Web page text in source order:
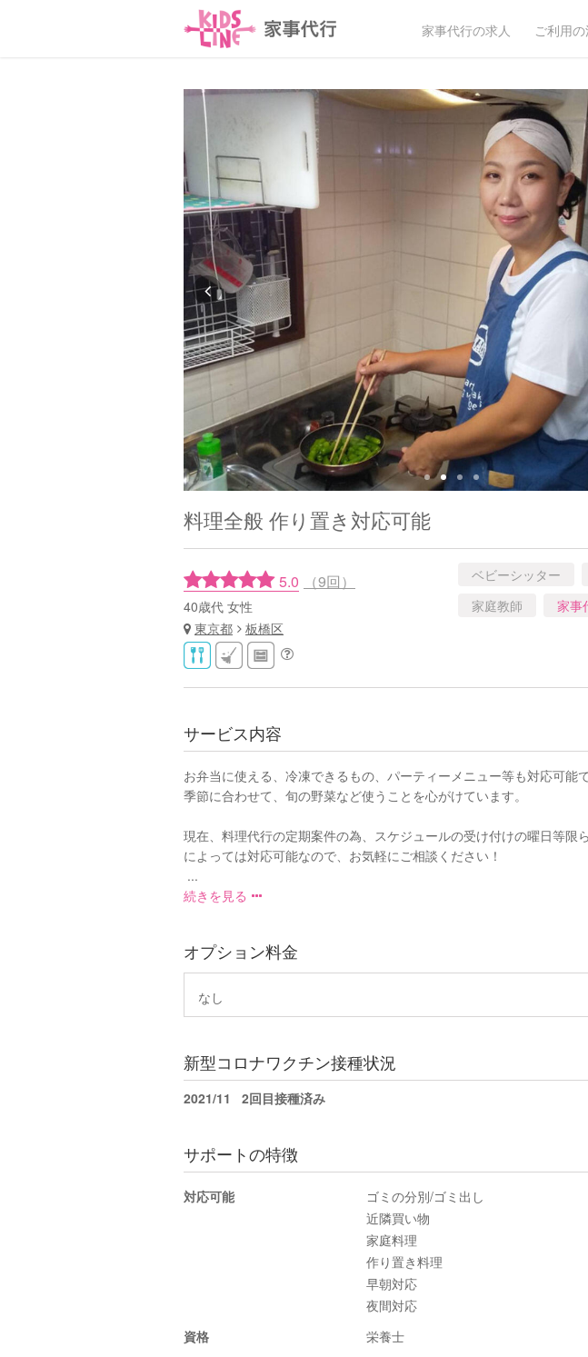
家事代行の求人 ご利用
料理全般 作り置き対応可能
5.0 （9回）
40歳代 女性
東京都
板橋区
ベビーシッター
家庭教師
家事
サービス内容
お弁当に使える、冷凍できるもの、パーティーメニュー等も対応可能で
季節に合わせて、旬の野菜など使うことを心がけています。
現在、料理代行の定期案件の為、スケジュールの受け付けの曜日等限
によっては対応可能なので、お気軽にご相談ください！
...
続きを見る
オプション料金
なし
新型コロナワクチン接種状況
2021/11 2回目接種済み
サポートの特徴
対応可能
ゴミの分別/ゴミ出し
近隣買い物
家庭料理
作り置き料理
早朝対応
夜間対応
資格
栄養士